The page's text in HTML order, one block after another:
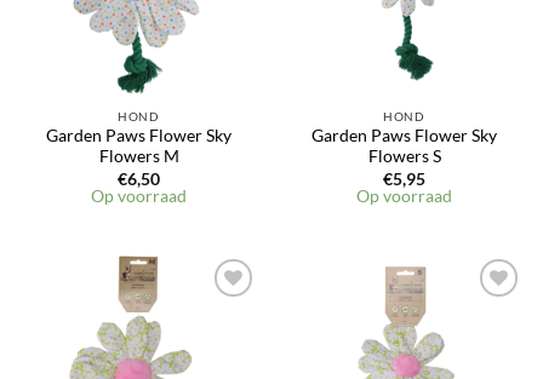
HOND
Garden Paws Flower Sky
Flowers M
€6,50
Op voorraad
HOND
Garden Paws Flower Sky
Flowers S
€5,95
Op voorraad
verlanglijst
verlanglijst